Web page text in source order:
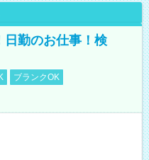
日勤のお仕事！検
ブランクOK